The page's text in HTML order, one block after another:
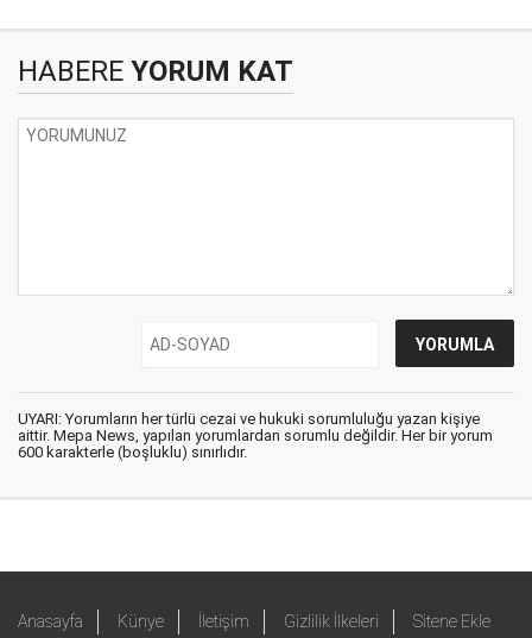
HABERE YORUM KAT
UYARI: Yorumların her türlü cezai ve hukuki sorumluluğu yazan kişiye
aittir. Mepa News, yapılan yorumlardan sorumlu değildir. Her bir yorum
600 karakterle (boşluklu) sınırlıdır.
Anasayfa Künye İletişim Gizlilik İlkeleri Sitene Ekle